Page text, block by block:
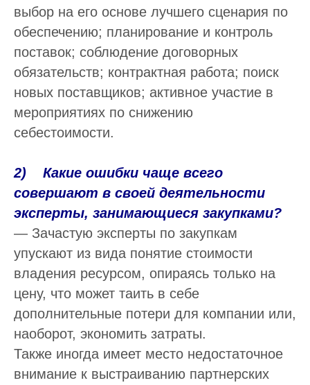
выбор на его основе лучшего сценария по
обеспечению; планирование и контроль
поставок; соблюдение договорных
обязательств; контрактная работа; поиск
новых поставщиков; активное участие в
мероприятиях по снижению
себестоимости.
2) Какие ошибки чаще всего
совершают в своей деятельности
эксперты, занимающиеся закупками?
— Зачастую эксперты по закупкам
упускают из вида понятие стоимости
владения ресурсом, опираясь только на
цену, что может таить в себе
дополнительные потери для компании или,
наоборот, экономить затраты.
Также иногда имеет место недостаточное
внимание к выстраиванию партнерских